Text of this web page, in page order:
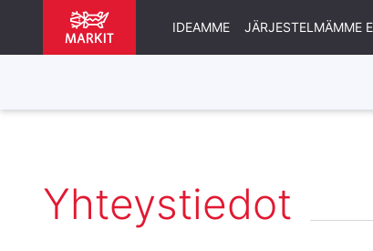
IDEAMME JÄRJESTELMÄMME
Yhteystiedot